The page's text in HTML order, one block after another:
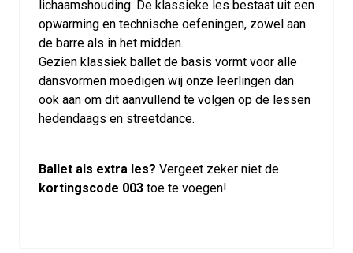
lichaamshouding. De klassieke les bestaat uit een
opwarming en technische oefeningen, zowel aan
de barre als in het midden.
Gezien klassiek ballet de basis vormt voor alle
dansvormen moedigen wij onze leerlingen dan
ook aan om dit aanvullend te volgen op de lessen
hedendaags en streetdance.
Ballet als extra les? Vergeet zeker niet de
kortingscode 003 toe te voegen!